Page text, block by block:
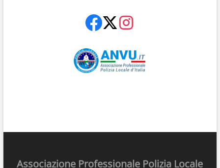
Associazione Professionale Polizia Locale